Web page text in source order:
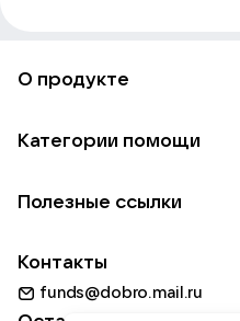
О продукте
Использование материалов
Для НКО
Партнерам
Категории помощи
Пожилым
Животным
Полезные ссылки
Добрый день
Контакты
funds@dobro.mail.ru